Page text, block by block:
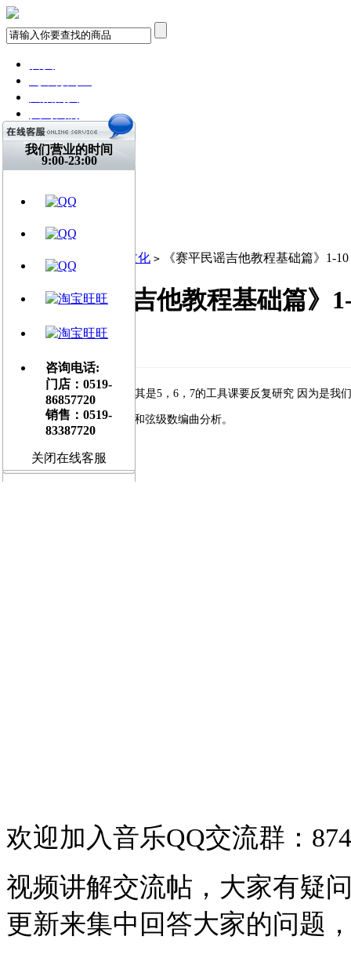
关注微博
视频网站
文章资讯
交流平台
乐器周边
当前位置: 教学文化 > 《赛平民谣吉他教程基础篇》1-10
《赛平民谣吉他教程基础篇》
赛平 / 2012-12-26
] [ 小
1 -10级 为基础吉他篇章 尤其是5，6，7的工具课要反复研究 因为是
11-20级 为进阶经典歌曲的和弦级数编曲分析。
敬请关注我们的微博：
欢迎加入音乐QQ交流群 ：
视频讲解交流帖，大家有疑
更新来集中回答大家的问题
我们营业的时间
9:00-23:00
咨询电话:
门店：0519-
86857720
销售：0519-
83387720
关闭在线客服